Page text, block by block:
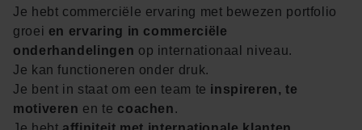
Je hebt commerciële ervaring met bewezen portfolio
groei en ervaring in commerciële
onderhandelingen op internationaal niveau.
Je kan functioneren onder druk.
Je bent in staat om een team te inspireren, te
motiveren en te coachen.